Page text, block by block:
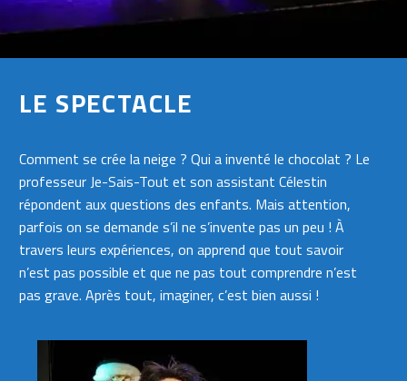
LE SPECTACLE
Comment se crée la neige ? Qui a inventé le chocolat ? Le
professeur Je-Sais-Tout et son assistant Célestin
répondent aux questions des enfants. Mais attention,
parfois on se demande s’il ne s’invente pas un peu ! À
travers leurs expériences, on apprend que tout savoir
n’est pas possible et que ne pas tout comprendre n’est
pas grave. Après tout, imaginer, c’est bien aussi !